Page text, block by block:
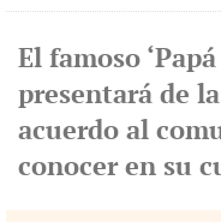
El famoso
presentará de
acuerdo al
conocer en su